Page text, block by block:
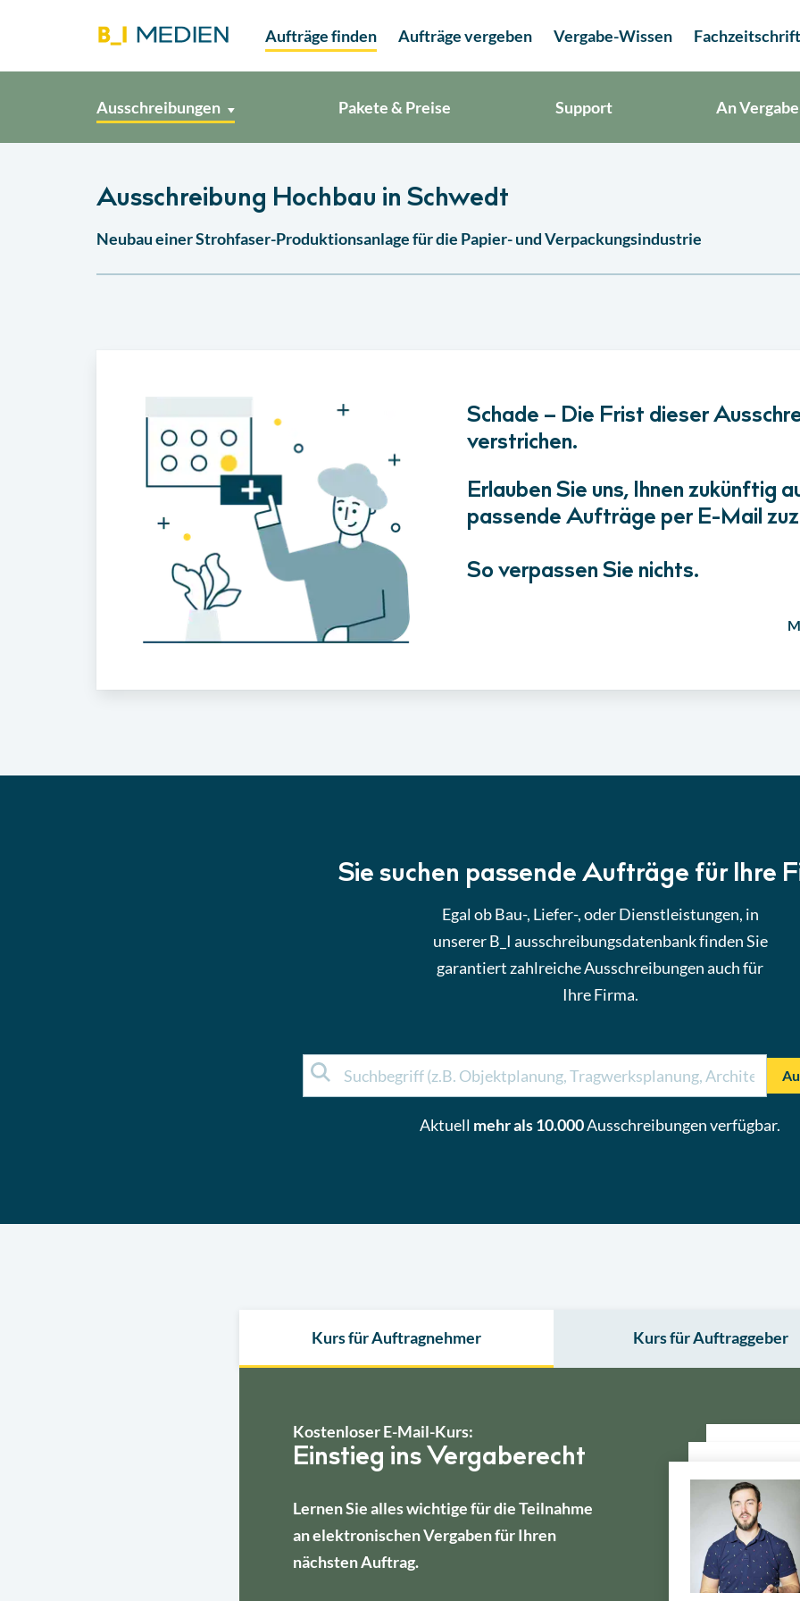
Aufträge finden Aufträge vergeben Vergabe-Wissen
Ausschreibungen Pakete & Preise Support An
Ausschreibung Hochbau in Schwedt
Neubau einer Strohfaser-Produktionsanlage für die Papier- und Verpackungsindustrie
Schade – Die Frist dieser
verstrichen.
Erlauben Sie uns, Ihnen zukünftig
passende Aufträge per E-Mail
So verpassen Sie nichts.
Sie suchen passende Aufträge für Ihre
Egal ob Bau-, Liefer-, oder Dienstleistungen, in
unserer B_I ausschreibungsdatenbank finden Sie
garantiert zahlreiche Ausschreibungen auch für
Ihre Firma.
Aktuell mehr als 10.000Ausschreibungen verfügbar.
Kurs für Auftragnehmer Kurs für Auftraggeber
Kostenloser E-Mail-Kurs:
Einstieg ins Vergaberecht
Lernen Sie alles wichtige für die Teilnahme
an elektronischen Vergaben für Ihren
nächsten Auftrag.